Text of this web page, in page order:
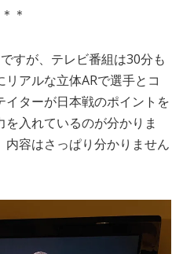
＊
すが、テレビ番組は30分も
アルな立体ARで選手とコ
ターが日本戦のポイントを
入れているのが分かりま
容はさっぱり分かりません